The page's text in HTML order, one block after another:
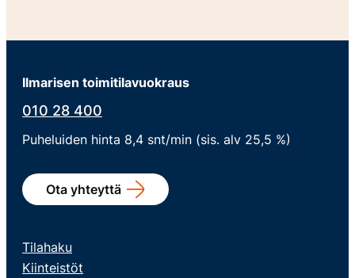
Ilmarisen toimitilavuokraus
010 28 400
Puheluiden hinta 8,4 snt/min (sis. alv 25,5 %)
Ota yhteyttä
Tilahaku
Kiinteistöt